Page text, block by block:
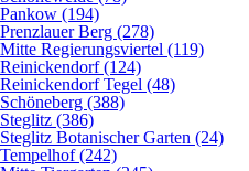
Pankow (194)
Prenzlauer Berg (278)
Mitte Regierungsviertel (119)
Reinickendorf (124)
Reinickendorf Tegel (48)
Schöneberg (388)
Steglitz (386)
Steglitz Botanischer Garten (24)
Tempelhof (242)